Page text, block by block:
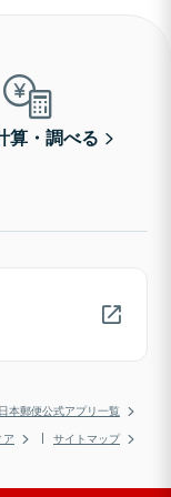
算・調べる
日本郵便公式アプリ一覧
ア
サイトマップ